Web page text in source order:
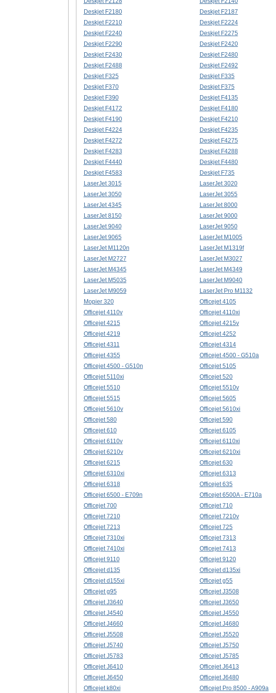
Deskjet F2180
Deskjet F2187
Deskjet F2210
Deskjet F2224
Deskjet F2240
Deskjet F2275
Deskjet F2290
Deskjet F2420
Deskjet F2430
Deskjet F2480
Deskjet F2488
Deskjet F2492
Deskjet F325
Deskjet F335
Deskjet F370
Deskjet F375
Deskjet F390
Deskjet F4135
Deskjet F4172
Deskjet F4180
Deskjet F4190
Deskjet F4210
Deskjet F4224
Deskjet F4235
Deskjet F4272
Deskjet F4275
Deskjet F4283
Deskjet F4288
Deskjet F4440
Deskjet F4480
Deskjet F4583
Deskjet F735
LaserJet 3015
LaserJet 3020
LaserJet 3050
LaserJet 3055
LaserJet 4345
LaserJet 8000
LaserJet 8150
LaserJet 9000
LaserJet 9040
LaserJet 9050
LaserJet 9065
LaserJet M1005
LaserJet M1120n
LaserJet M1319f
LaserJet M2727
LaserJet M3027
LaserJet M4345
LaserJet M4349
LaserJet M5035
LaserJet M9040
LaserJet M9059
LaserJet Pro M1132
Mopier 320
Officejet 4105
Officejet 4110v
Officejet 4110xi
Officejet 4215
Officejet 4215v
Officejet 4219
Officejet 4252
Officejet 4311
Officejet 4314
Officejet 4355
Officejet 4500 - G510a
Officejet 4500 - G510n
Officejet 5105
Officejet 5110xi
Officejet 520
Officejet 5510
Officejet 5510v
Officejet 5515
Officejet 5605
Officejet 5610v
Officejet 5610xi
Officejet 580
Officejet 590
Officejet 610
Officejet 6105
Officejet 6110v
Officejet 6110xi
Officejet 6210v
Officejet 6210xi
Officejet 6215
Officejet 630
Officejet 6310xi
Officejet 6313
Officejet 6318
Officejet 635
Officejet 6500 - E709n
Officejet 6500A - E710a
Officejet 700
Officejet 710
Officejet 7210
Officejet 7210v
Officejet 7213
Officejet 725
Officejet 7310xi
Officejet 7313
Officejet 7410xi
Officejet 7413
Officejet 9110
Officejet 9120
Officejet d135
Officejet d135xi
Officejet d155xi
Officejet g55
Officejet g95
Officejet J3508
Officejet J3640
Officejet J3650
Officejet J4540
Officejet J4550
Officejet J4660
Officejet J4680
Officejet J5508
Officejet J5520
Officejet J5740
Officejet J5750
Officejet J5783
Officejet J5785
Officejet J6410
Officejet J6413
Officejet J6450
Officejet J6480
Officejet k80xi
Officejet Pro 8500 - A909a